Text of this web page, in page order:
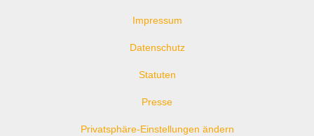
Impressum
Datenschutz
Statuten
Presse
Privatsphäre-Einstellungen ändern